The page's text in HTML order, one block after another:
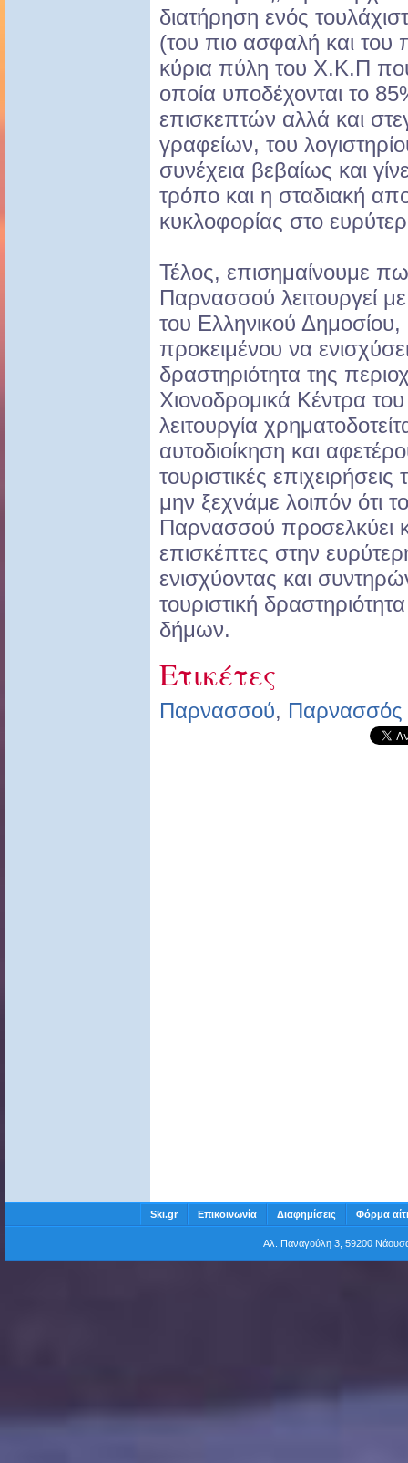
διατήρηση ενός
(του πιο ασφαλή και του
κύρια πύλη του Χ.Κ.Π
οποία υποδέχονται το
επισκεπτών αλλά και
γραφείων, του
συνέχεια βεβαίως και
τρόπο και η σταδιακή
κυκλοφορίας στο
Τέλος, επισημαίνουμε
Παρνασσού λειτουργεί
του Ελληνικού
προκειμένου να
δραστηριότητα της
Χιονοδρομικά Κέντρα
λειτουργία
αυτοδιοίκηση και
τουριστικές
μην ξεχνάμε λοιπόν ότι
Παρνασσού προσελκύει
επισκέπτες στην
ενισχύοντας και
τουριστική
δήμων.
Ετικέτες
Παρνασσού, Παρνασσός
Ski.gr Επικοινωνία Διαφημίσεις Φόρμα
Αλ. Παναγούλη 3, 59200